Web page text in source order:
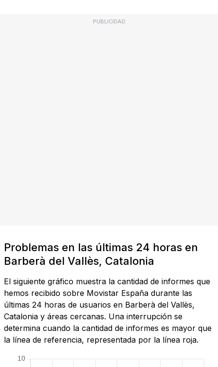
PUBLICIDAD
Problemas en las últimas 24 horas en
Barberà del Vallès, Catalonia
El siguiente gráfico muestra la cantidad de informes que
hemos recibido sobre Movistar España durante las
últimas 24 horas de usuarios en Barberà del Vallès,
Catalonia y áreas cercanas. Una interrupción se
determina cuando la cantidad de informes es mayor que
la línea de referencia, representada por la línea roja.